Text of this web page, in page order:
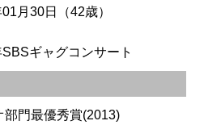
月30日（42歳）
ギャグコンサート
部門最優秀賞(2013)